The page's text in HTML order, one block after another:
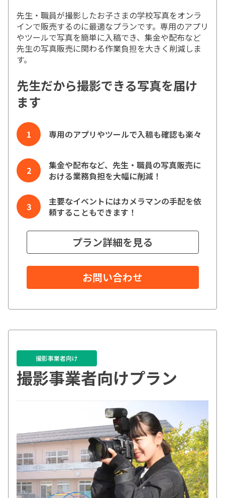
先生・職員が撮影したお子さまの学校写真をオンラ
インで販売するのに最適なプランです。専用のアプリ
やツールで写真を簡単に入稿でき、集金や配布など
先生の写真販売に関わる作業負担を大きく削減しま
す。
先生だから撮影できる写真を届け
ます
専用のアプリやツールで入稿も確認も楽々
集金や配布など、先生・職員の写真販売に
おける業務負担を大幅に削減！
主要なイベントにはカメラマンの手配を依
頼することもできます！
プラン詳細を見る
お問い合わせ
撮影事業者向け
撮影事業者向けプラン